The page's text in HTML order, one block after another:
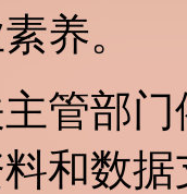
养。
主管部
和数